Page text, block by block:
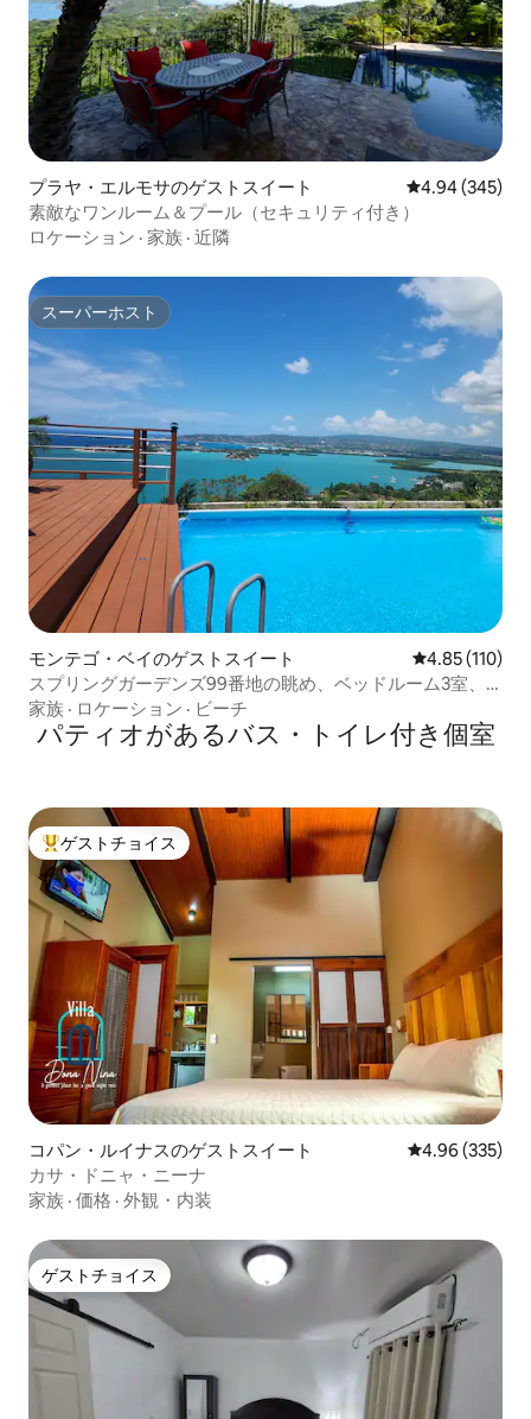
プラヤ・エルモサのゲストスイート レビュー345
4.94 (345)
素敵なワンルーム＆プール（セキュリティ付き）
ロケーション · 家族 · 近隣
スーパーホスト
スーパーホスト
モンテゴ・ベイのゲストスイート レビュー110
4.85 (110)
スプリングガーデンズ99番地の眺め、ベッドルーム3室、
素晴らしい眺め
家族 · ロケーション · ビーチ
パティオがあるバス・トイレ付き個室
大好評のゲストチョイスです。
ゲストチョイス
コパン・ルイナスのゲストスイート レビュー335
4.96 (335)
カサ・ドニャ・ニーナ
家族 · 価格 · 外観・内装
ゲストチョイス
ゲストチョイス